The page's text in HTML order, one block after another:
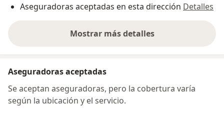
Aseguradoras aceptadas en esta dirección Detalles
Mostrar más detalles
sobre la dirección
Aseguradoras aceptadas
Se aceptan aseguradoras, pero la cobertura varía
según la ubicación y el servicio.